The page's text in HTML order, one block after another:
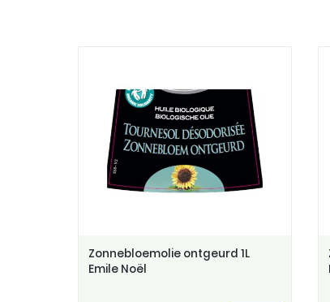
Zonnebloemolie ontgeurd 1L
Emile Noël